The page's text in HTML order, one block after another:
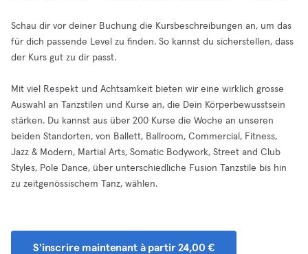
Schau dir vor deiner Buchung die Kursbeschreibungen an, um das
für dich passende Level zu finden. So kannst du sicherstellen, dass
der Kurs gut zu dir passt.
Mit viel Respekt und Achtsamkeit bieten wir eine wirklich grosse
Auswahl an Tanzstilen und Kurse an, die Dein Körperbewusstsein
stärken. Du kannst aus über 200 Kurse die Woche an unseren
beiden Standorten, von Ballett, Ballroom, Commercial, Fitness,
Jazz & Modern, Martial Arts, Somatic Bodywork, Street and Club
Styles, Pole Dance, über unterschiedliche Fusion Tanzstile bis hin
zu zeitgenössischem Tanz, wählen.
S'inscrire maintenant à partir 24,00 €